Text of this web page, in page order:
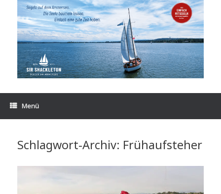
springen
Menü
Schlagwort-Archiv: Frühaufsteher